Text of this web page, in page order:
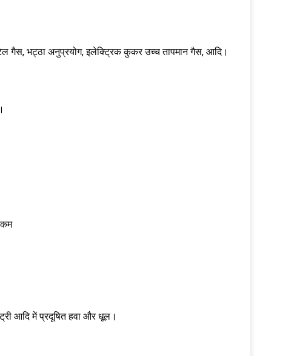
गैस, भट्ठा अनुप्रयोग, इलेक्ट्रिक कुकर उच्च तापमान गैस, आदि।
कम
आदि में प्रदूषित हवा और धूल।